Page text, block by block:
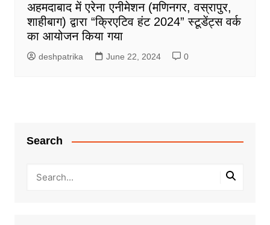
अहमदाबाद में एरेना एनीमेशन (मणिनगर, वस्रापुर,
शाहीबाग) द्वारा “क्रिएटिव हंट 2024” स्टूडेंट्स वर्क
का आयोजन किया गया
deshpatrika June 22, 2024 0
Search